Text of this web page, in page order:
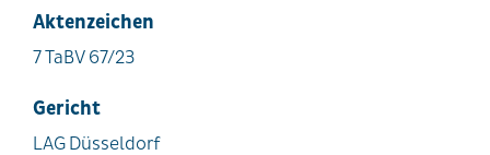
Aktenzeichen
7 TaBV 67/23
Gericht
LAG Düsseldorf